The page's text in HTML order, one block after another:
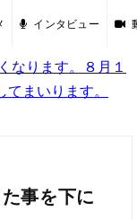
インタビュー
なります。８月１
まいります。
事を下に